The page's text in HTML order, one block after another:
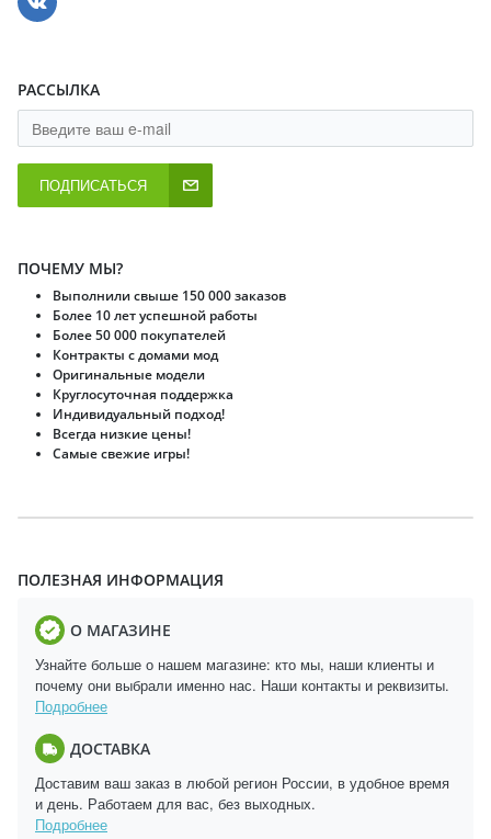
РАССЫЛКА
ПОДПИСАТЬСЯ
ПОЧЕМУ МЫ?
Выполнили свыше 150 000 заказов
Более 10 лет успешной работы
Более 50 000 покупателей
Контракты с домами мод
Оригинальные модели
Круглосуточная поддержка
Индивидуальный подход!
Всегда низкие цены!
Самые свежие игры!
ПОЛЕЗНАЯ ИНФОРМАЦИЯ
О МАГАЗИНЕ
Узнайте больше о нашем магазине: кто мы, наши клиенты и
почему они выбрали именно нас. Наши контакты и реквизиты.
Подробнее
ДОСТАВКА
Доставим ваш заказ в любой регион России, в удобное время
и день. Работаем для вас, без выходных.
Подробнее